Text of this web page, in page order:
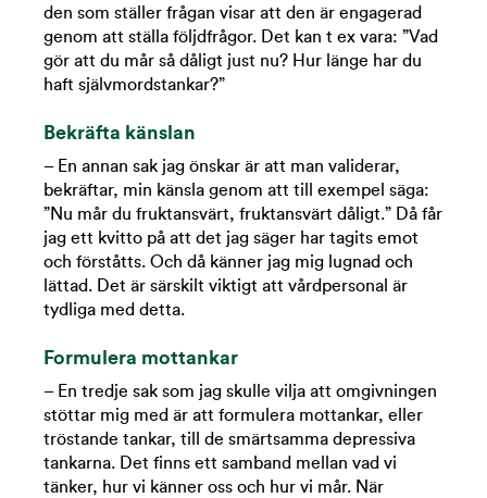
den som ställer frågan visar att den är engagerad
genom att ställa följdfrågor. Det kan t ex vara: ”Vad
gör att du mår så dåligt just nu? Hur länge har du
haft självmordstankar?”
Bekräfta känslan
– En annan sak jag önskar är att man validerar,
bekräftar, min känsla genom att till exempel säga:
”Nu mår du fruktansvärt, fruktansvärt dåligt.” Då får
jag ett kvitto på att det jag säger har tagits emot
och förståtts. Och då känner jag mig lugnad och
lättad. Det är särskilt viktigt att vårdpersonal är
tydliga med detta.
Formulera mottankar
– En tredje sak som jag skulle vilja att omgivningen
stöttar mig med är att formulera mottankar, eller
tröstande tankar, till de smärtsamma depressiva
tankarna. Det finns ett samband mellan vad vi
tänker, hur vi känner oss och hur vi mår. När